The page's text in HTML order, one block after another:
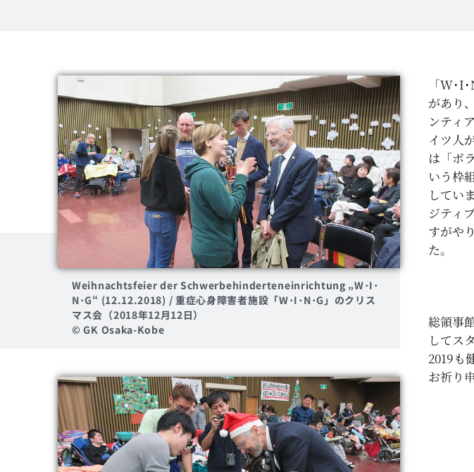
Weihnachtsfeier der Schwerbehinderteneinrichtung „W･I･
N･G“ (12.12.2018) / 重症心身障害者施設「W･I･N･G」のクリス
マス会（2018年12月12日）
© GK Osaka-Kobe
「W･I
があり
ンティ
イツ人
は「ボ
いう枠
してい
ジティ
すがや
た。
総領事
してス
2019も
お祈り